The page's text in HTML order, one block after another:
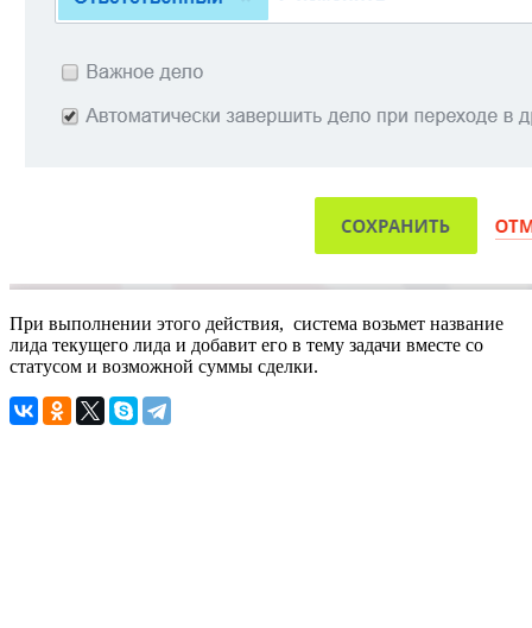
При выполнении этого действия, система возьмет название
лида текущего лида и добавит его в тему задачи вместе со
статусом и возможной суммы сделки.